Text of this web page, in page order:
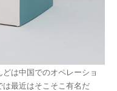
は中国でのオペレーショ
は最近はそこそこ有名だ